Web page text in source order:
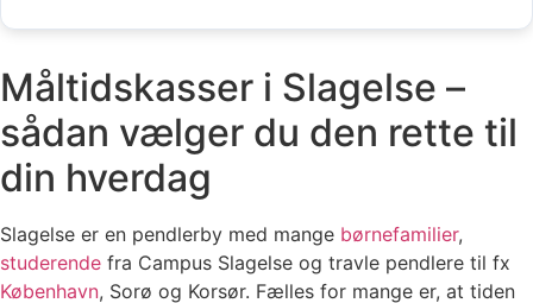
Måltidskasser i Slagelse –
sådan vælger du den rette til
din hverdag
Slagelse er en pendlerby med mange børnefamilier,
studerende fra Campus Slagelse og travle pendlere til fx
København, Sorø og Korsør. Fælles for mange er, at tiden